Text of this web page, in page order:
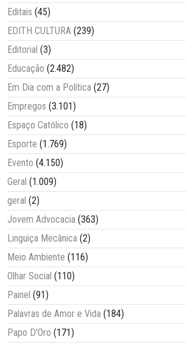
Editais (45)
EDITH CULTURA (239)
Editorial (3)
Educação (2.482)
Em Dia com a Política (27)
Empregos (3.101)
Espaço Católico (18)
Esporte (1.769)
Evento (4.150)
Geral (1.009)
geral (2)
Jovem Advocacia (363)
Linguiça Mecânica (2)
Meio Ambiente (116)
Olhar Social (110)
Painel (91)
Palavras de Amor e Vida (184)
Papo D'Oro (171)